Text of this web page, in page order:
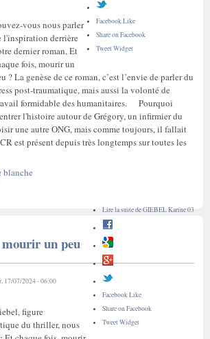
Facebook Like
Share on Facebook
Tweet Widget
vous nous parler
l'inspiration derrière
dernier roman, Et
fois, mourir un
? La genèse de ce roman, c’est l’envie de parler du
post-traumatique, mais aussi la volonté de
formidable des humanitaires. Pourquoi
l'histoire autour de Grégory, un infirmier du
une autre ONG, mais comme toujours, il fallait
est présent depuis très longtemps sur toutes les
blanche
Lire la suitede GIEBEL Karine 03
Facebook Like
Share on Facebook
Tweet Widget
un peu
17/07/2024 - 06:00
figure
du thriller, nous